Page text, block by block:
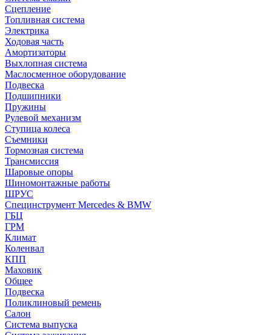
Сцепление
Топливная система
Электрика
Ходовая часть
Амортизаторы
Выхлопная система
Маслосменное оборудование
Подвеска
Подшипники
Пружины
Рулевой механизм
Ступица колеса
Съемники
Тормозная система
Трансмиссия
Шаровые опоры
Шиномонтажные работы
ШРУС
Специнструмент Mercedes & BMW
ГБЦ
ГРМ
Климат
Коленвал
КПП
Маховик
Общее
Подвеска
Поликлиновый ремень
Салон
Система выпуска